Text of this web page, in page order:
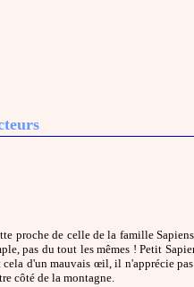
proche de celle de la famille
pas du tout les mêmes ! Petit
d'un mauvais œil, il n'apprécie
côté de la montagne.